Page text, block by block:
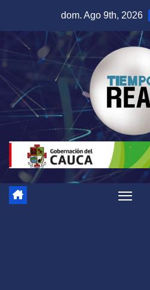
contenido
dom. Ago 9th, 2026